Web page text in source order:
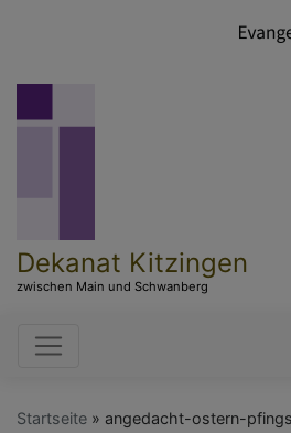
Dekanat Kitzingen
zwischen Main und Schwanberg
Hauptnavigation
Startseite angedacht-ostern-